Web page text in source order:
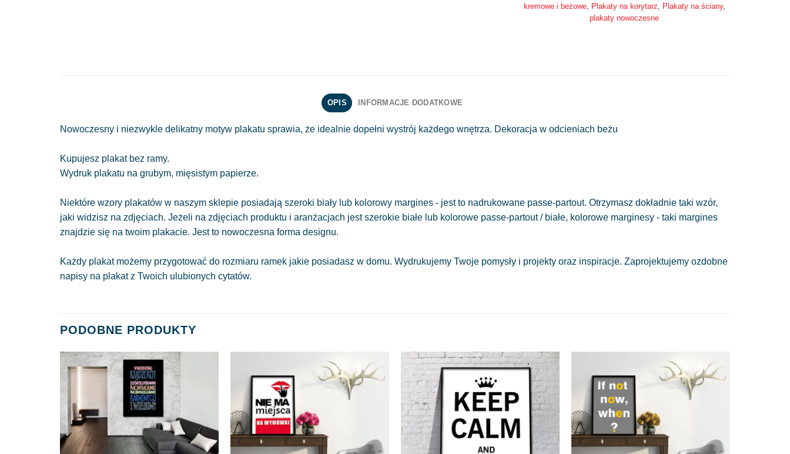
kremowe i beżowe, Plakaty na korytarz Plakaty na ściany,
plakaty nowoczesne
OPIS INFORMACJE DODATKOWE
Nowoczesny i niezwykle delikatny motyw plakatu sprawia, że idealnie dopełni wystrój każdego wnętrza. Dekoracja w odcieniach beżu
Kupujesz plakat bez ramy.
Wydruk plakatu na grubym, mięsistym papierze.
Niektóre wzory plakatów w naszym sklepie posiadają szeroki biały lub kolorowy margines - jest to nadrukowane passe-partout. Otrzymasz dokładnie taki wzór,
jaki widzisz na zdjęciach. Jeżeli na zdjęciach produktu i aranżacjach jest szerokie białe lub kolorowe passe-partout / białe, kolorowe marginesy - taki margines
znajdzie się na twoim plakacie. Jest to nowoczesna forma designu.
Każdy plakat możemy przygotować do rozmiaru ramek jakie posiadasz w domu. Wydrukujemy Twoje pomysły i projekty oraz inspiracje. Zaprojektujemy ozdobne
napisy na plakat z Twoich ulubionych cytatów.
PODOBNE PRODUKTY